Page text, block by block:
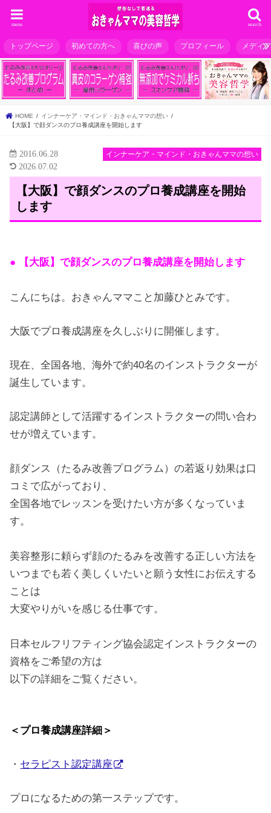
search
menu
トップページ 初めての方へ 喜びの声 プロフィール メディ
HOME
インナーケア・マインド・おきゃんママの想い
【大阪】で顔ダンスのプロ養成講座を開始します
インナーケア・マインド・おきゃんママの想い
2016.06.28
2026.07.02
【大阪】で顔ダンスのプロ養成講座を開始
します
● 【大阪】で顔ダンスのプロ養成講座を開始します
こんにちは。おきゃんママこと加藤ひとみです。
大阪でプロ養成講座を久しぶりに開催します。
現在、全国各地、海外で約40名のインストラクターが
誕生しています。
認定講師として活躍するインストラクターの問い合わ
せが増えています。
顔ダンス（たるみ改善プログラム）の若返り効果は口
コミで広がっており、
全国各地でレッスンを受けたい方が多くなっていま
す。
美容整形に頼らず顔のたるみを改善する正しい方法を
いつまでも若く美しくいたいと願う女性にお伝えする
ことは
大変やりがいを感じる仕事です。
日本セルフリフティング協会認定インストラクターの
資格をご希望の方は
以下の詳細をご覧ください。
＜プロ養成講座詳細＞
・ セラピスト認定講座
プロになるための第一ステップです。